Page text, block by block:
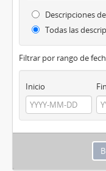
Descripciones
Todas las
Filtrar por rango de
Inicio Fin